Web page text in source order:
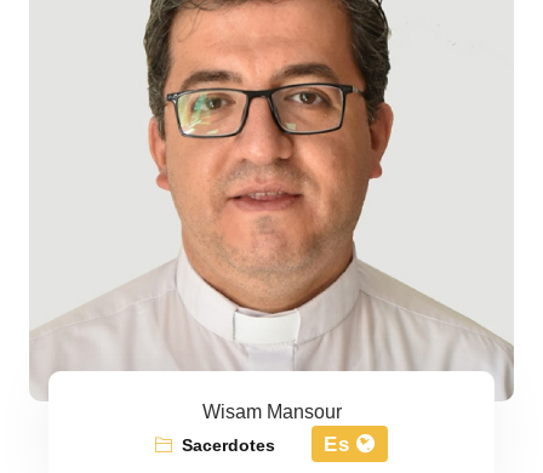
Wisam Mansour
Sacerdotes Es